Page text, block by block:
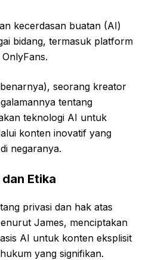
kecerdasan buatan (AI)
bidang, termasuk platform
seorang kreator
tentang
teknologi AI untuk
konten inovatif yang
negaranya.
Etika
privasi dan hak atas
James, menciptakan
AI untuk konten eksplisit
yang signifikan.